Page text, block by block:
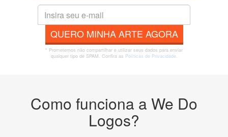
QUERO MINHA ARTE AGORA
* Prometemos não compartilhar e utilizar seus dados para enviar
qualquer tipo de SPAM. Confira as Políticas de Privacidade.
Como funciona a We Do
Logos?